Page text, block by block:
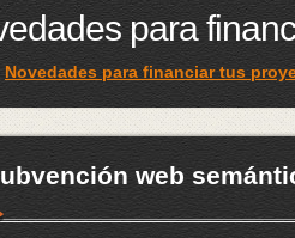
para
Novedades para financiar tus
web